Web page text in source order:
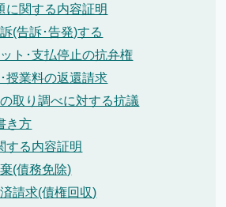
に関する内容証明
(告訴･告発)する
ト･支払停止の抗弁権
授業料の返還請求
取り調べに対する抗議
き方
する内容証明
(債務免除)
請求(債権回収)